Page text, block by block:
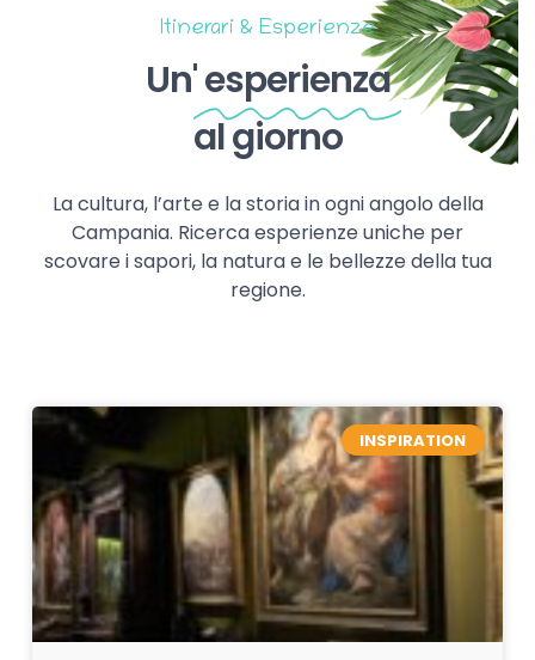
Itinerari & Esperienze
Un'esperienza
al giorno
La cultura, l’arte e la storia in ogni angolo della
Campania. Ricerca esperienze uniche per
scovare i sapori, la natura e le bellezze della tua
regione.
INSPIRATION